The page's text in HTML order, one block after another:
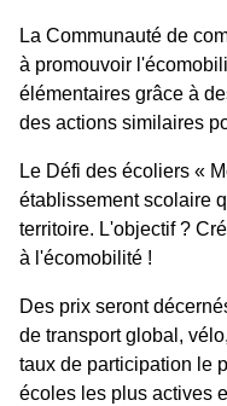
La Communauté de
à promouvoir
élémentaires grâce à
des actions similaires
Le Défi des écoliers «
établissement scolaire
territoire. L'objectif ?
à l'écomobilité !
Des prix seront
de transport global,
taux de participation le
écoles les plus actives